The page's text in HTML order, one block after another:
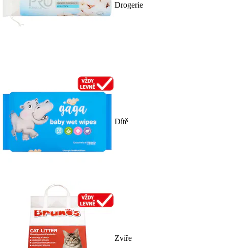
Drogerie
Dítě
Zvíře